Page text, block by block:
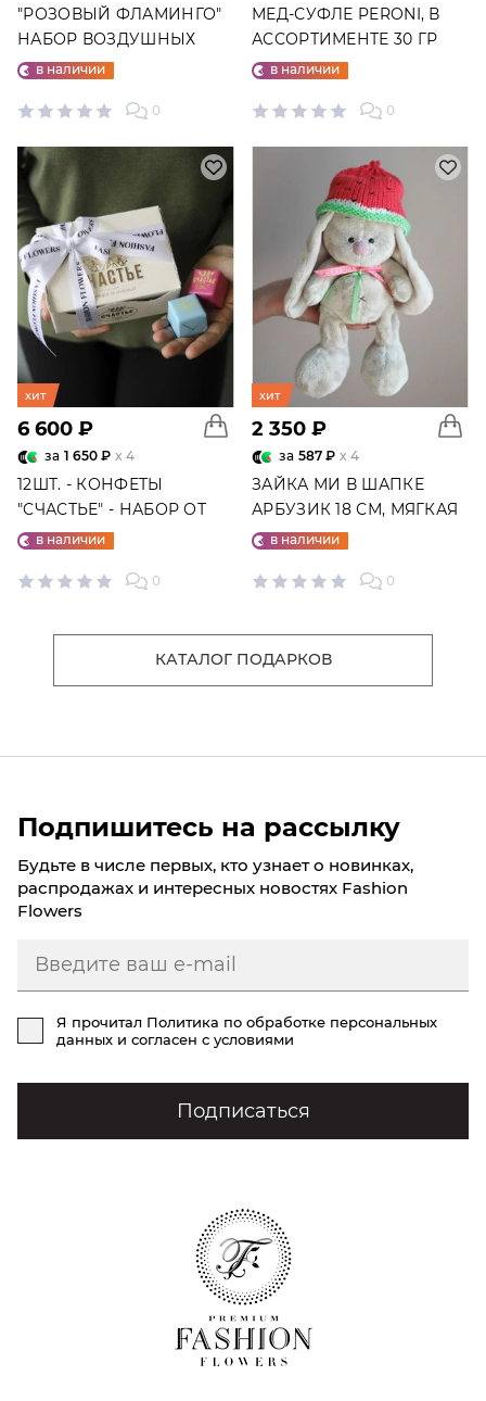
"РОЗОВЫЙ ФЛАМИНГО"
НАБОР ВОЗДУШНЫХ
ШАРОВ №25
в наличии
0
МЕД-СУФЛЕ PERONI, В
АССОРТИМЕНТЕ 30 ГР
в наличии
0
хит
6 600 ₽
за 1 650 ₽ x 4
12ШТ. - КОНФЕТЫ
"СЧАСТЬЕ" - НАБОР ОТ
"ФАБРИКИ СЧАСТЬЕ"
в наличии
0
хит
2 350 ₽
за 587 ₽ x 4
ЗАЙКА МИ В ШАПКЕ
АРБУЗИК 18 СМ, МЯГКАЯ
ИГРУШКА
в наличии
0
КАТАЛОГ ПОДАРКОВ
Подпишитесь на рассылку
Будьте в числе первых, кто узнает о новинках,
распродажах и интересных новостях Fashion
Flowers
Я прочитал Политика по обработке персональных
данных и согласен с условиями
Подписаться